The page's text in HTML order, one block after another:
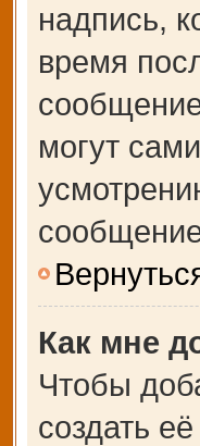
надпись,
время
могут
Как мне
Чтобы
создать